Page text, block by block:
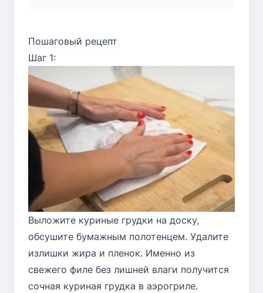
Пошаговый рецепт
Шаг 1:
Выложите куриные грудки на доску,
обсушите бумажным полотенцем. Удалите
излишки жира и пленок. Именно из
свежего филе без лишней влаги получится
сочная куриная грудка в аэрогриле.